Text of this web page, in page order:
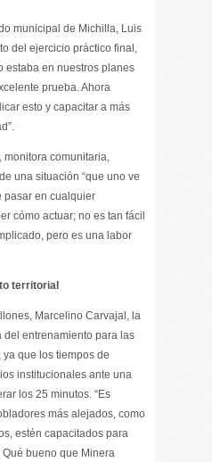
municipal de Michilla, Luis
del ejercicio práctico final,
estaba en nuestros planes
prueba. Ahora
esto y capacitar a más
monitora comunitaria,
una situación “que uno ve
pasar en cualquier
cómo actuar; no es tan fácil
pero es una labor
territorial
Marcelino Carvajal, la
del entrenamiento para las
que los tiempos de
institucionales ante una
los 25 minutos. “Es
más alejados, como
estén capacitados para
bueno que Minera